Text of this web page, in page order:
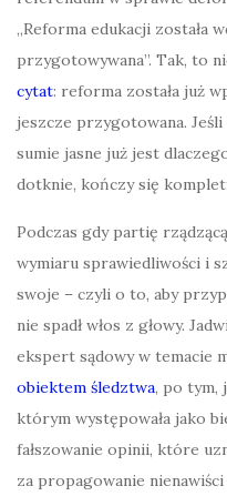
„Reforma edukacji została
przygotowywana”. Tak, to
cytat: reforma została już
jeszcze przygotowana.
sumie jasne już jest
dotknie, kończy się
Podczas gdy partię
wymiaru sprawiedliwości i
swoje – czyli o to, aby
nie spadł włos z głowy.
ekspert sądowy w temacie
obiektem śledztwa, po tym,
którym występowała jako
fałszowanie opinii, które
za propagowanie